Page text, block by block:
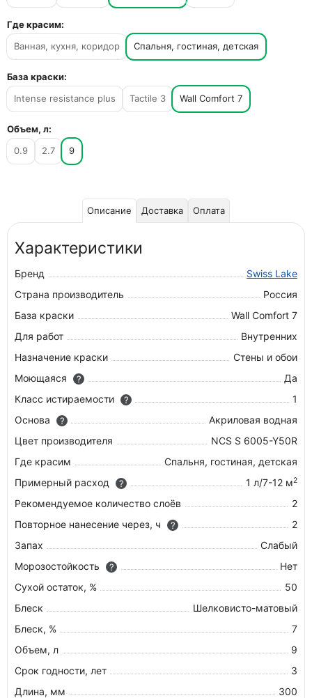
Где красим:
Ванная, кухня, коридор
Спальня, гостиная, детская
База краски:
Intense resistance plus
Tactile 3 Wall Comfort 7
Объем, л:
0.9
2.7 9
Описание Доставка Оплата
Характеристики
Бренд
Swiss Lake
Страна производитель
Россия
База краски
Wall Comfort 7
Для работ
Внутренних
Назначение краски
Стены и обои
Моющаяся
?
Да
Класс истираемости
?
1
Основа
?
Акриловая водная
Цвет производителя
NCS S 6005-Y50R
Где красим
Спальня, гостиная, детская
Примерный расход
? 1 л/7-12 м2
Рекомендуемое количество слоёв
2
Повторное нанесение через, ч
?
2
Запах
Слабый
Морозостойкость
?
Нет
Сухой остаток, %
50
Блеск
Шелковисто-матовый
Блеск, %
7
Объем, л
9
Срок годности, лет
3
Длина, мм
300